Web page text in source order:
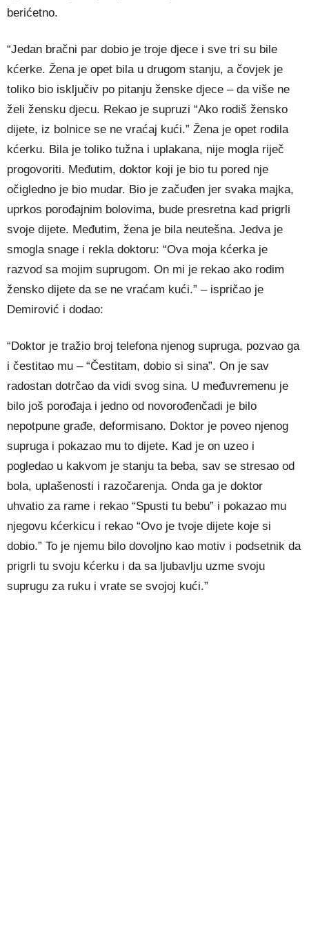
berićetno.
“Jedan bračni par dobio je troje djece i sve tri su bile
kćerke. Žena je opet bila u drugom stanju, a čovjek je
toliko bio isključiv po pitanju ženske djece – da više ne
želi žensku djecu. Rekao je supruzi “Ako rodiš žensko
dijete, iz bolnice se ne vraćaj kući.” Žena je opet rodila
kćerku. Bila je toliko tužna i uplakana, nije mogla riječ
progovoriti. Međutim, doktor koji je bio tu pored nje
očigledno je bio mudar. Bio je začuđen jer svaka majka,
uprkos porođajnim bolovima, bude presretna kad prigrli
svoje dijete. Međutim, žena je bila neutešna. Jedva je
smogla snage i rekla doktoru: “Ova moja kćerka je
razvod sa mojim suprugom. On mi je rekao ako rodim
žensko dijete da se ne vraćam kući.” – ispričao je
Demirović i dodao:
“Doktor je tražio broj telefona njenog supruga, pozvao ga
i čestitao mu – “Čestitam, dobio si sina”. On je sav
radostan dotrčao da vidi svog sina. U međuvremenu je
bilo još porođaja i jedno od novorođenčadi je bilo
nepotpune građe, deformisano. Doktor je poveo njenog
supruga i pokazao mu to dijete. Kad je on uzeo i
pogledao u kakvom je stanju ta beba, sav se stresao od
bola, uplašenosti i razočarenja. Onda ga je doktor
uhvatio za rame i rekao “Spusti tu bebu” i pokazao mu
njegovu kćerkicu i rekao “Ovo je tvoje dijete koje si
dobio.” To je njemu bilo dovoljno kao motiv i podsetnik da
prigrli tu svoju kćerku i da sa ljubavlju uzme svoju
suprugu za ruku i vrate se svojoj kući.”